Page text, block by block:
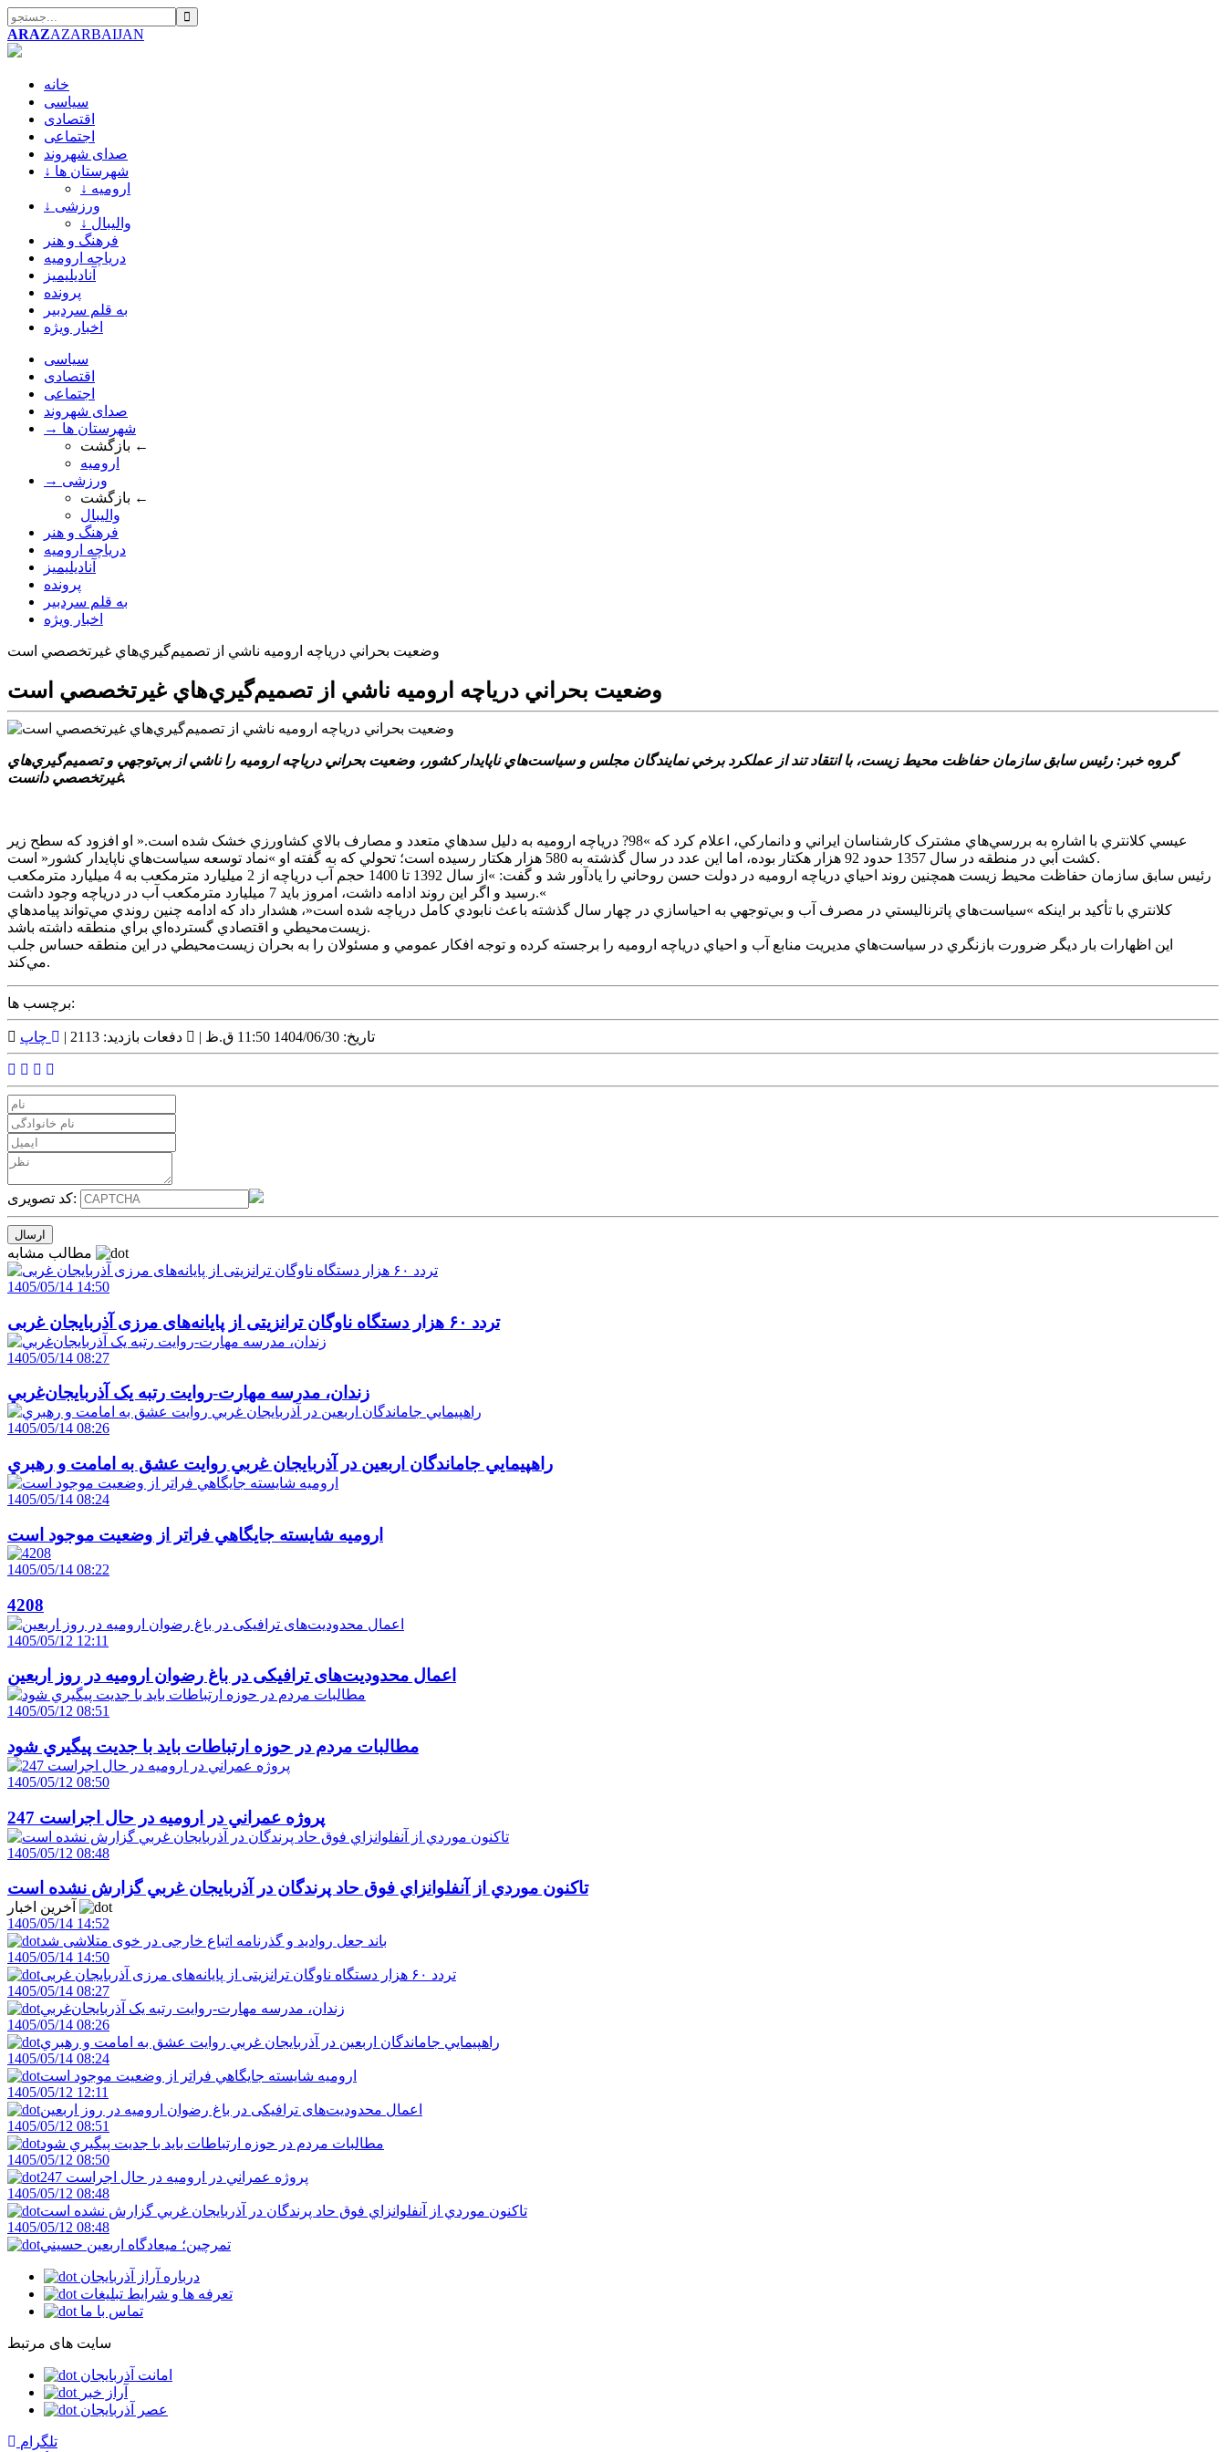
ARAZAZARBAIJAN
خانه
سیاسی
اقتصادی
اجتماعی
صدای شهروند
↓ شهرستان ها
↓ ارومیه
↓ ورزشی
↓ والیبال
فرهنگ و هنر
دریاچه ارومیه
آنادیلیمیز
پرونده
به قلم سردبیر
اخبار ویژه
سیاسی
اقتصادی
اجتماعی
صدای شهروند
→ شهرستان ها
بازگشت ←
ارومیه
→ ورزشی
بازگشت ←
والیبال
فرهنگ و هنر
دریاچه ارومیه
آنادیلیمیز
پرونده
به قلم سردبیر
اخبار ویژه
وضعيت بحراني درياچه اروميه ناشي از تصميم‌گيري‌هاي غيرتخصصي است
وضعيت بحراني درياچه اروميه ناشي از تصميم‌گيري‌هاي غيرتخصصي است
گروه خبر: رئيس سابق سازمان حفاظت محيط زيست، با انتقاد تند از عملکرد برخي نمايندگان مجلس و سياست‌هاي ناپايدار کشور، وضعيت بحراني درياچه اروميه را ناشي از بي‌توجهي و تصميم‌گيري‌هاي
غيرتخصصي دانست.
عيسي کلانتري با اشاره به بررسي‌هاي مشترک کارشناسان ايراني و دانمارکي، اعلام کرد که »98? درياچه اروميه به دليل سدهاي متعدد و مصارف بالاي کشاورزي خشک شده است.« او افزود که سطح زير
کشت آبي در منطقه در سال 1357 حدود 92 هزار هکتار بوده، اما اين عدد در سال گذشته به 580 هزار هکتار رسيده است؛ تحولي که به گفته او »نماد توسعه سياست‌هاي ناپايدار کشور« است.
رئيس سابق سازمان حفاظت محيط زيست همچنين روند احياي درياچه اروميه در دولت حسن روحاني را يادآور شد و گفت: »از سال 1392 تا 1400 حجم آب درياچه از 2 ميليارد مترمکعب به 4 ميليارد مترمکعب
رسيد و اگر اين روند ادامه داشت، امروز بايد 7 ميليارد مترمکعب آب در درياچه وجود داشت.«
کلانتري با تأکيد بر اينکه »سياست‌هاي پاترناليستي در مصرف آب و بي‌توجهي به احياسازي در چهار سال گذشته باعث نابودي کامل درياچه شده است«، هشدار داد که ادامه چنين روندي مي‌تواند پيامدهاي
زيست‌محيطي و اقتصادي گسترده‌اي براي منطقه داشته باشد.
اين اظهارات بار ديگر ضرورت بازنگري در سياست‌هاي مديريت منابع آب و احياي درياچه اروميه را برجسته کرده و توجه افکار عمومي و مسئولان را به بحران زيست‌محيطي در اين منطقه حساس جلب
مي‌کند.
برچسب ها:
تاریخ: 1404/06/30 11:50 ق.ظ | دفعات بازدید: 2113 | چاپ
کد تصویری:
1405/05/14 14:50
تردد ۶۰ هزار دستگاه ناوگان ترانزیتی از پایانه‌های مرزی آذربایجان ‌غربی
1405/05/14 08:27
زندان، مدرسه مهارت-روايت رتبه يک آذربايجان‌غربي
1405/05/14 08:26
راهپيمايي جاماندگان اربعين در آذربايجان غربي روايت عشق به امامت و رهبري
1405/05/14 08:24
اروميه شايسته جايگاهي فراتر از وضعيت موجود است
1405/05/14 08:22
4208
1405/05/12 12:11
اعمال محدودیت‌های ترافیکی در باغ رضوان ارومیه در روز اربعین
1405/05/12 08:51
مطالبات مردم در حوزه ارتباطات بايد با جديت پيگيري شود
1405/05/12 08:50
247 پروژه عمراني در اروميه در حال اجراست
1405/05/12 08:48
تاکنون موردي از آنفلوانزاي فوق حاد پرندگان در آذربايجان غربي گزارش نشده است
1405/05/14 14:52
باند جعل روادید و گذرنامه اتباع خارجی در خوی متلاشی شد
1405/05/14 14:50
تردد ۶۰ هزار دستگاه ناوگان ترانزیتی از پایانه‌های مرزی آذربایجان ‌غربی
1405/05/14 08:27
زندان، مدرسه مهارت-روايت رتبه يک آذربايجان‌غربي
1405/05/14 08:26
راهپيمايي جاماندگان اربعين در آذربايجان غربي روايت عشق به امامت و رهبري
1405/05/14 08:24
اروميه شايسته جايگاهي فراتر از وضعيت موجود است
1405/05/12 12:11
اعمال محدودیت‌های ترافیکی در باغ رضوان ارومیه در روز اربعین
1405/05/12 08:51
مطالبات مردم در حوزه ارتباطات بايد با جديت پيگيري شود
1405/05/12 08:50
247 پروژه عمراني در اروميه در حال اجراست
1405/05/12 08:48
تاکنون موردي از آنفلوانزاي فوق حاد پرندگان در آذربايجان غربي گزارش نشده است
1405/05/12 08:48
تمرچين؛ ميعادگاه اربعين حسيني
درباره آراز آذربایجان
تعرفه ها و شرایط تبلیغات
تماس با ما
سایت های مرتبط
امانت آذربایجان
آراز خبر
عصر آذربایجان
تلگرام